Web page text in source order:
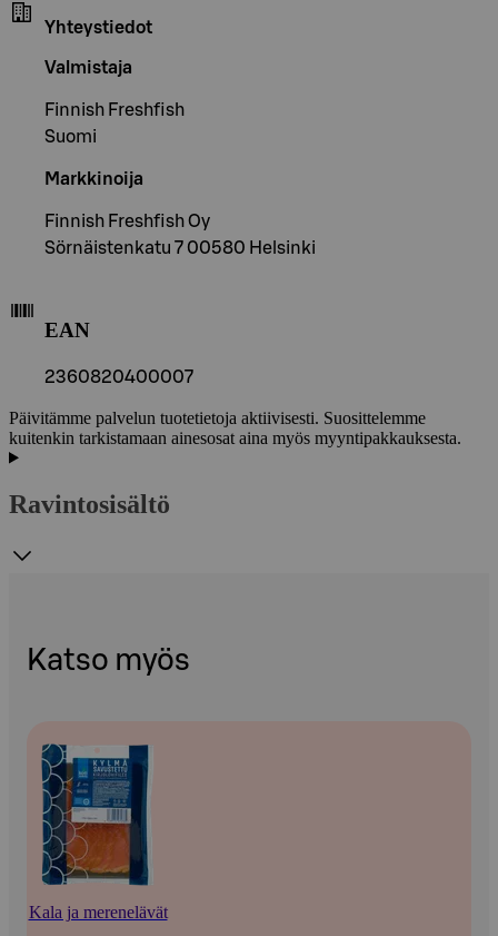
Yhteystiedot
Valmistaja
Finnish Freshfish
Suomi
Markkinoija
Finnish Freshfish Oy
Sörnäistenkatu 7 00580 Helsinki
EAN
2360820400007
Päivitämme palvelun tuotetietoja aktiivisesti. Suosittelemme
kuitenkin tarkistamaan ainesosat aina myös myyntipakkauksesta.
Ravintosisältö
Katso myös
Kala ja merenelävät